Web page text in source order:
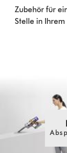
Zubehör für
Stelle in Ihrem